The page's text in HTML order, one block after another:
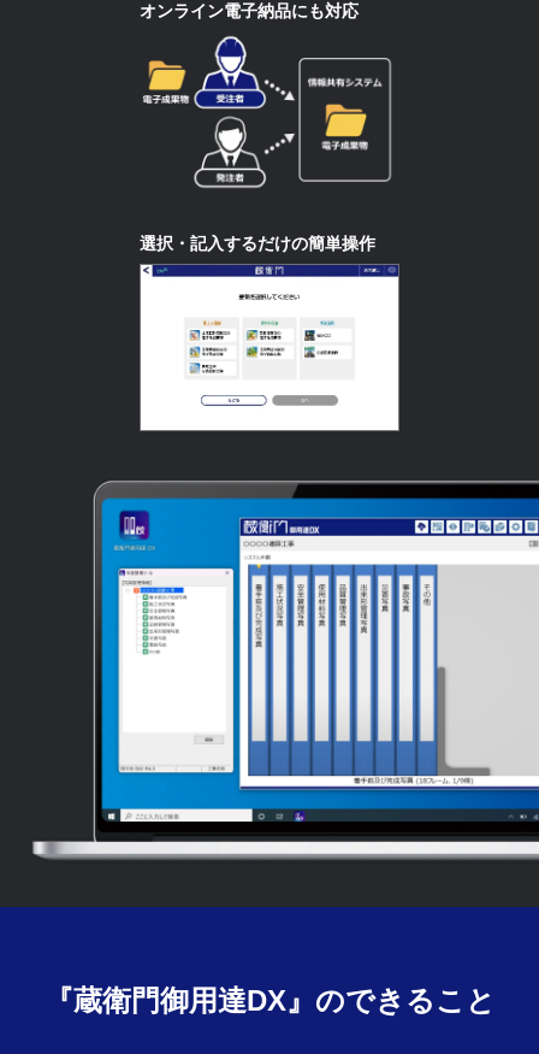
オンライン電子納品にも対応
選択・記入するだけの簡単操作
『蔵衛門御用達DX』のできること